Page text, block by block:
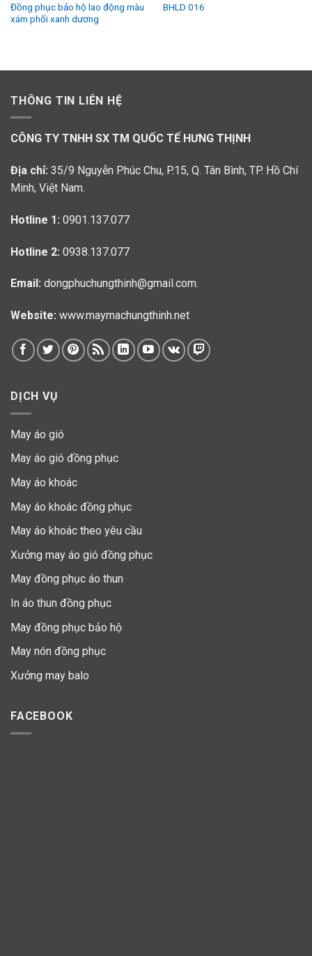
Đồng phục bảo hộ lao động màu
xám phối xanh dương
BHLD 016
THÔNG TIN LIÊN HỆ
CÔNG TY TNHH SX TM QUỐC TẾ HƯNG THỊNH
Địa chỉ: 35/9 Nguyễn Phúc Chu, P.15, Q. Tân Bình, TP. Hồ Chí
Minh, Việt Nam.
Hotline 1: 0901.137.077
Hotline 2: 0938.137.077
Email: dongphuchungthinh@gmail.com.
Website: www.maymachungthinh.net
DỊCH VỤ
May áo gió
May áo gió đồng phục
May áo khoác
May áo khoác đồng phục
May áo khoác theo yêu cầu
Xưởng may áo gió đồng phục
May đồng phục áo thun
In áo thun đồng phục
May đồng phục bảo hộ
May nón đồng phục
Xưởng may balo
FACEBOOK